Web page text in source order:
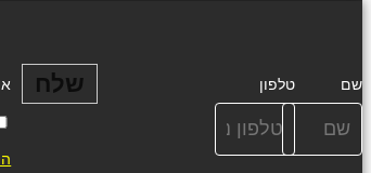
שם טלפון שלח